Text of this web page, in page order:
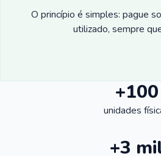
O princípio é simples: pague
utilizado, sempre
+100
unidades
+3